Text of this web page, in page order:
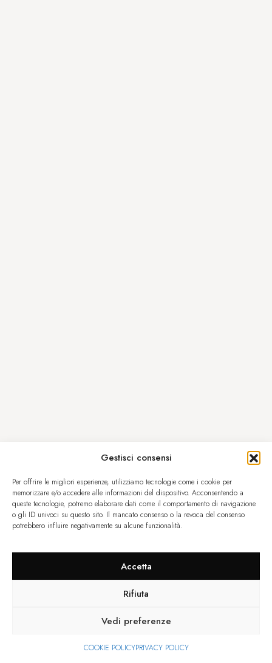
Gestisci consensi
Per offrire le migliori esperienze, utilizziamo tecnologie come i cookie per
memorizzare e/o accedere alle informazioni del dispositivo. Acconsentendo a
queste tecnologie, potremo elaborare dati come il comportamento di navigazione
o gli ID univoci su questo sito. Il mancato consenso o la revoca del consenso
potrebbero influire negativamente su alcune funzionalità.
Accetta
Rifiuta
Vedi preferenze
COOKIE POLICYPRIVACY POLICY